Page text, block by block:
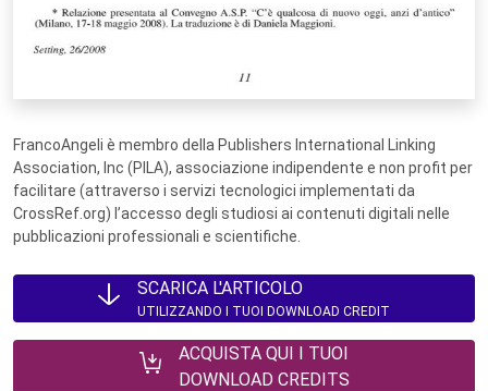
FrancoAngeli è membro della Publishers International Linking
Association, Inc (PILA), associazione indipendente e non profit per
facilitare (attraverso i servizi tecnologici implementati da
CrossRef.org) l’accesso degli studiosi ai contenuti digitali nelle
pubblicazioni professionali e scientifiche.
SCARICA L'ARTICOLO
UTILIZZANDO I TUOI DOWNLOAD CREDIT
ACQUISTA QUI I TUOI
DOWNLOAD CREDITS